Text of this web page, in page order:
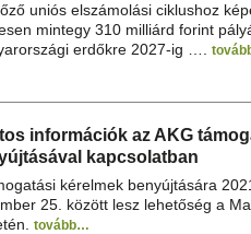
uniós elszámolási ciklushoz
mintegy 310 milliárd forint
erdőkre 2027-ig ….
információk az AKG
kapcsolatban
kérelmek benyújtására
25. között lesz lehetőség a
tovább…